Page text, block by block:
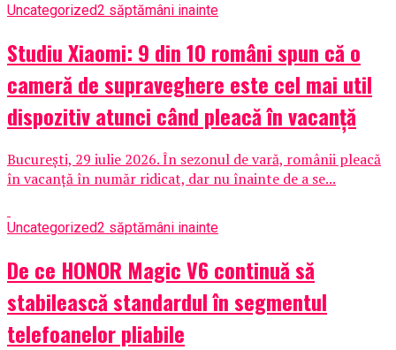
Uncategorized2 săptămâni inainte
Studiu Xiaomi: 9 din 10 români spun că o
cameră de supraveghere este cel mai util
dispozitiv atunci când pleacă în vacanță
București, 29 iulie 2026. În sezonul de vară, românii pleacă
în vacanță în număr ridicat, dar nu înainte de a se...
Uncategorized2 săptămâni inainte
De ce HONOR Magic V6 continuă să
stabilească standardul în segmentul
telefoanelor pliabile